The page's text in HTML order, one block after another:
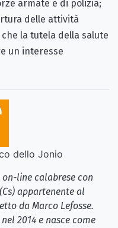
armate e di polizia;
delle attività
la tutela della salute
un interesse
dello Jonio
line calabrese con
appartenente al
da Marco Lefosse.
2014 e nasce come